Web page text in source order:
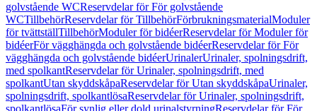
golvstående WCReservdelar för För golvstående
WCTillbehörReservdelar för TillbehörFörbrukningsmaterialModuler
för tvättställTillbehörModuler för bidéerReservdelar för Moduler för
bidéerFör vägghängda och golvstående bidéerReservdelar för För
vägghängda och golvstående bidéerUrinalerUrinaler, spolningsdrift,
med spolkantReservdelar för Urinaler, spolningsdrift, med
spolkantUtan skyddskåpaReservdelar för Utan skyddskåpaUrinaler,
spolningsdrift, spolkantlösaReservdelar för Urinaler, spolningsdrift,
spolkantlösaFör synlig eller dold urinalstyrningReservdelar för För